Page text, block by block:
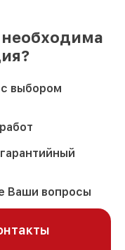
выбором
Ваши вопросы